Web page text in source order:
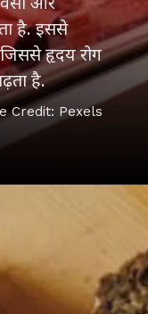
है. इससे
हृदय रोग
है.
Credit: Pexels